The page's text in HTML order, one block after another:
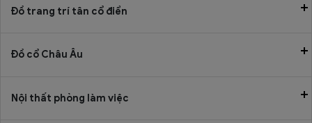
Đồ trang trí tân cổ điển
Đồ cổ Châu Âu
Nội thất phòng làm việc